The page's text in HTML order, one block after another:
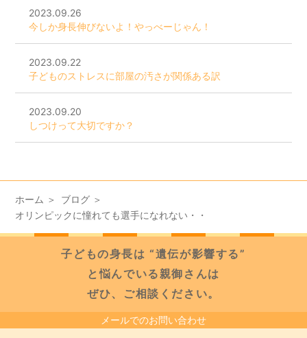
2023.09.26
今しか身長伸びないよ！やっべーじゃん！
2023.09.22
子どものストレスに部屋の汚さが関係ある訳
2023.09.20
しつけって大切ですか？
ホーム
ブログ
オリンピックに憧れても選手になれない・・
子どもの身長は “遺伝が影響する”
と悩んでいる親御さんは
ぜひ、ご相談ください。
メールでのお問い合わせ